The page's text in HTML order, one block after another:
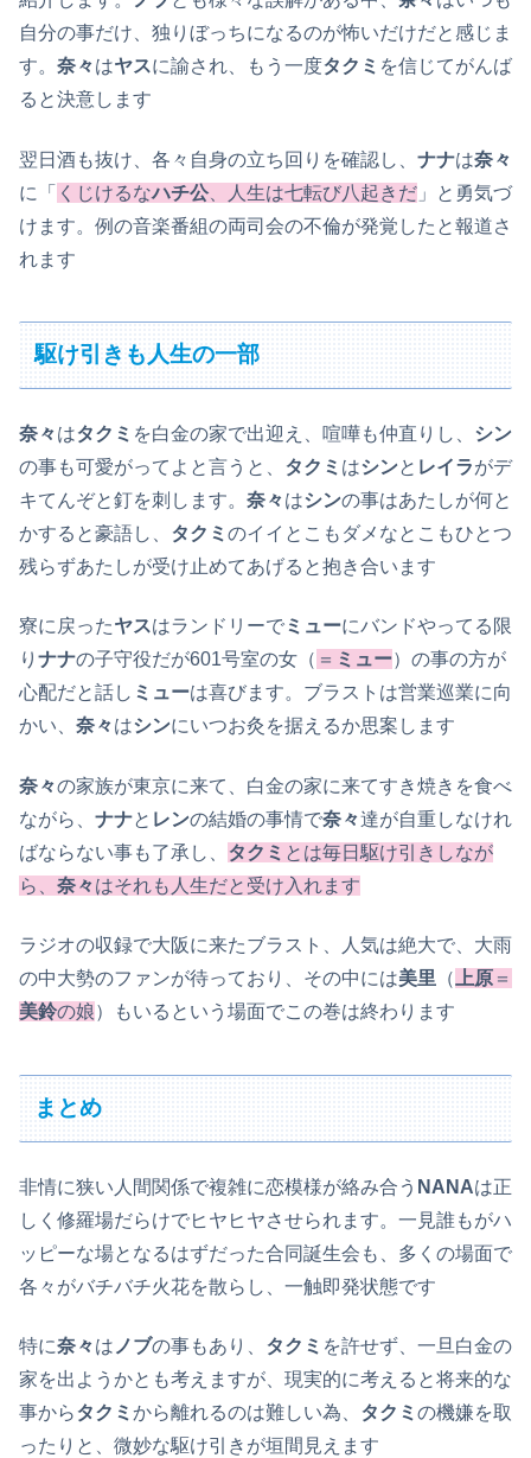
自分の事だけ、独りぼっちになるのが怖いだけだと感じま
す。 奈々はヤスに諭され、もう一度タクミ を信じてがんば
ると決意します
翌日酒も抜け、各々自身の立ち回りを確認し、 ナナは奈々
に「 くじけるなハチ公、人生は七転び八起きだ 」と勇気づ
けます。例の音楽番組の両司会の不倫が発覚したと報道さ
れます
駆け引きも人生の一部
奈々はタクミ を白金の家で出迎え、喧嘩も仲直りし、 シン
の事も可愛がってよと言うと、 タクミ はシンと レイラがデ
キてんぞと釘を刺します。 奈々はシンの事はあたしが何と
かすると豪語し、 タクミ のイイとこもダメなとこもひとつ
残らずあたしが受け止めてあげると抱き合います
寮に戻ったヤスはランドリーでミューにバンドやってる限
り ナナの子守役だが601号室の女（ ＝ ミュー）の事の方が
心配だと話し ミューは喜びます。ブラストは営業巡業に向
かい、 奈々はシンにいつお灸を据えるか思案します
奈々の家族が東京に来て、白金の家に来てすき焼きを食べ
ながら、 ナナと レンの結婚の事情で奈々達が自重しなけれ
ばならない事も了承し、 タクミ とは毎日駆け引きしなが
ら、 奈々はそれも人生だと受け入れます
ラジオの収録で大阪に来たブラスト、人気は絶大で、大雨
の中大勢のファンが待っており、その中には美里 （ 上原 ＝
美鈴の娘）もいるという場面でこの巻は終わります
まとめ
非情に狭い人間関係で複雑に恋模様が絡み合う NANAは正
しく修羅場だらけでヒヤヒヤさせられます。一見誰もがハ
ッピーな場となるはずだった合同誕生会も、多くの場面で
各々がバチバチ火花を散らし、一触即発状態です
特に奈々は ノブの事もあり、 タクミ を許せず、一旦白金の
家を出ようかとも考えますが、現実的に考えると将来的な
事からタクミ から離れるのは難しい為、 タクミ の機嫌を取
ったりと、微妙な駆け引きが垣間見えます